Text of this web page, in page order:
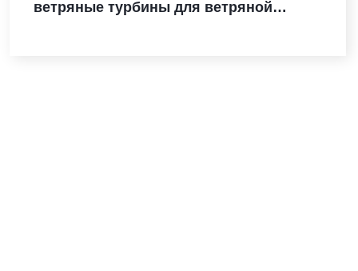
ветряные турбины для ветряной